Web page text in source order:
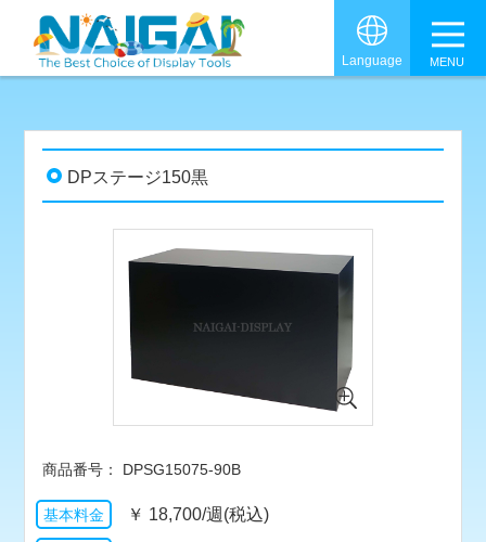
Language
グ
DPステージ150黒
DPSG15075-90B
￥ 18,700/週(税込)